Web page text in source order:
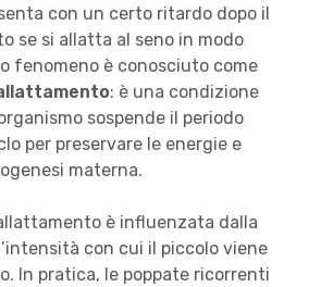
con un certo ritardo dopo il
se si allatta al seno in modo
fenomeno è conosciuto come
: è una condizione
sospende il periodo
per preservare le energie e
materna.
allattamento è influenzata dalla
con cui il piccolo viene
In pratica, le poppate ricorrenti